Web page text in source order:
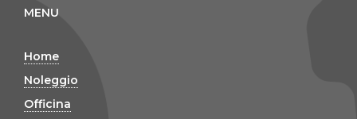
MENU
Home
Noleggio
Officina